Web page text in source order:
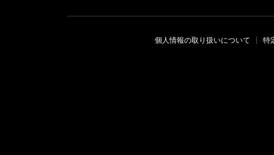
個人情報の取り扱いについて 特